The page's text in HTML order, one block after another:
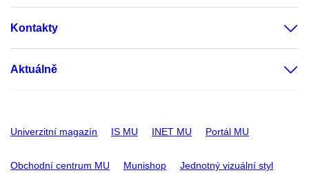
Kontakty
Aktuálně
Univerzitní magazín IS MU INET MU Portál MU
Obchodní centrum MU Munishop Jednotný vizuální styl